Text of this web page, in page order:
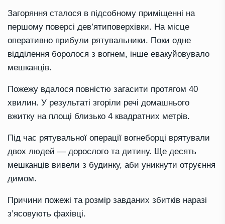
Загоряння сталося в підсобному приміщенні на
першому поверсі дев’ятиповерхівки. На місце
оперативно прибули рятувальники. Поки одне
відділення боролося з вогнем, інше евакуйовувало
мешканців.
Пожежу вдалося повністю загасити протягом 40
хвилин. У результаті згоріли речі домашнього
вжитку на площі близько 4 квадратних метрів.
Під час рятувальної операції вогнеборці врятували
двох людей — дорослого та дитину. Ще десять
мешканців вивели з будинку, аби уникнути отруєння
димом.
Причини пожежі та розмір завданих збитків наразі
з’ясовують фахівці.